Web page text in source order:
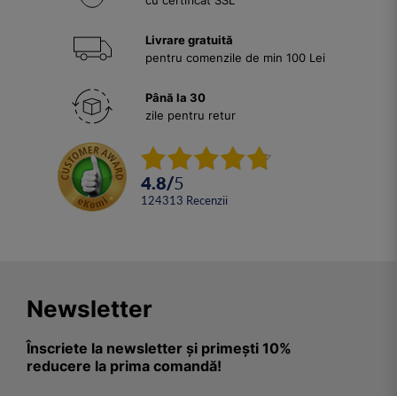
Livrare gratuită
pentru comenzile de min 100 Lei
Până la 30
zile pentru retur
4.8/5
124313 Recenzii
Newsletter
Înscriete la newsletter și primești 10%
reducere la prima comandă!